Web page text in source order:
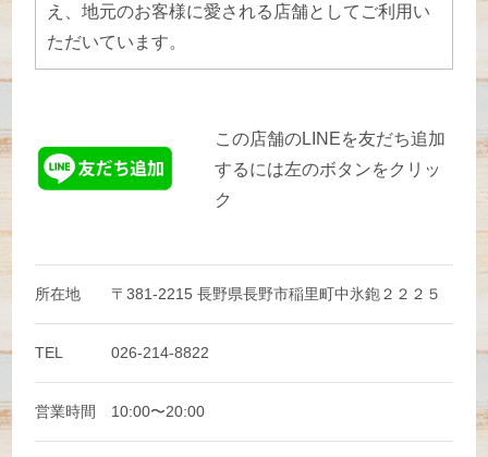
え、地元のお客様に愛される店舗としてご利用い
ただいています。
この店舗のLINEを友だち追加
するには左のボタンをクリッ
ク
所在地 〒381-2215 長野県長野市稲里町中氷鉋２２２５
TEL 026-214-8822
営業時間 10:00〜20:00